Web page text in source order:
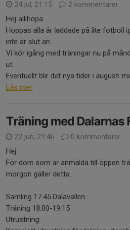
24 jul, 21:15
2 kommentarer
Hej allihopa
Hoppas alla är laddade på lite fotboll
inte är slut än.
Vi kör igång med träningar nu på
ut.
Eventuellt blir det nya tider i augusti
Läs mer
Träning med Dalarnas
22 jun, 21:46
0 kommentarer
Hej
För dom som är anmälda till öppen
morgon gäller detta.
Samling 17.45 Dalavallen
Träning 18.00-19.15
Utrustning: